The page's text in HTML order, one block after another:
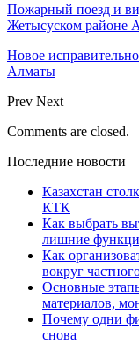
Пожарный поезд и
Жетысуском районе
Новое
Алматы
Prev Next
Comments are closed.
Последние новости
Казахстан
КТК
Как выбрать
лишние
Как
вокруг
Основные
материалов,
Почему одни
снова